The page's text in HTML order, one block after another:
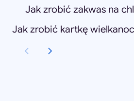
Jak zrobić zakwas na
Jak zrobić kartkę